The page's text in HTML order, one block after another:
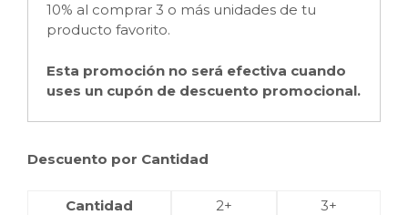
10% al comprar 3 o más unidades de tu
producto favorito.
Esta promoción no será efectiva cuando
uses un cupón de descuento promocional.
Descuento por Cantidad
Cantidad 2+
3+